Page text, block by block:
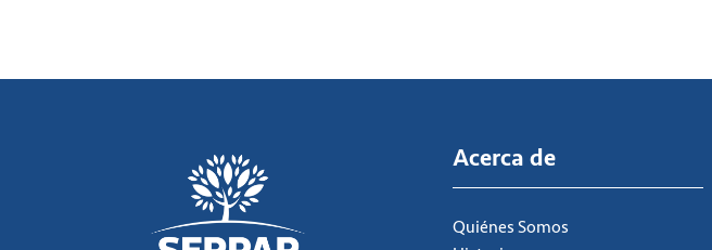
Acerca de
Quiénes Somos